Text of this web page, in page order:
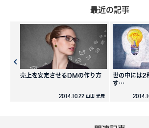
最近の記事
売上を安定させるDMの作り方
2014.10.22 山田 光彦
世の中には2
す…